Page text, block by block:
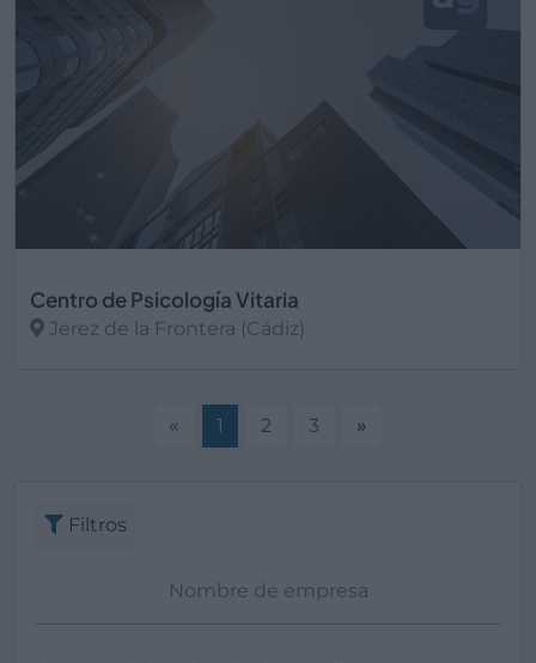
Centro de Psicología Vitaria
Jerez de la Frontera (Cádiz)
« 1 2 3 »
Filtros